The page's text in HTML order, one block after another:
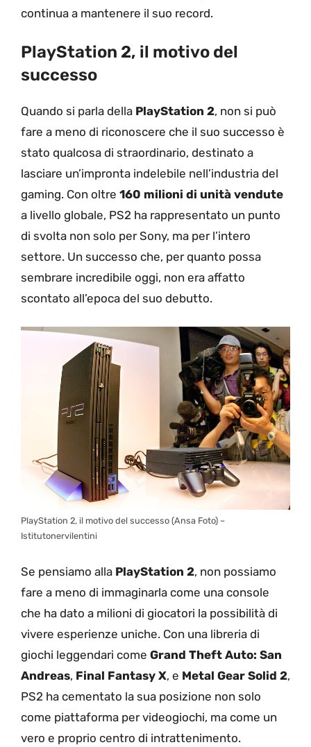
continua a mantenere il suo record.
PlayStation 2, il motivo del
successo
Quando si parla della PlayStation 2, non si può
fare a meno di riconoscere che il suo successo è
stato qualcosa di straordinario, destinato a
lasciare un’impronta indelebile nell’industria del
gaming. Con oltre 160 milioni di unità vendute
a livello globale, PS2 ha rappresentato un punto
di svolta non solo per Sony, ma per l’intero
settore. Un successo che, per quanto possa
sembrare incredibile oggi, non era affatto
scontato all’epoca del suo debutto.
PlayStation 2, il motivo del successo (Ansa Foto) –
Istitutonervilentini
Se pensiamo alla PlayStation 2, non possiamo
fare a meno di immaginarla come una console
che ha dato a milioni di giocatori la possibilità di
vivere esperienze uniche. Con una libreria di
giochi leggendari come Grand Theft Auto: San
Andreas, Final Fantasy X, e Metal Gear Solid 2,
PS2 ha cementato la sua posizione non solo
come piattaforma per videogiochi, ma come un
vero e proprio centro di intrattenimento.